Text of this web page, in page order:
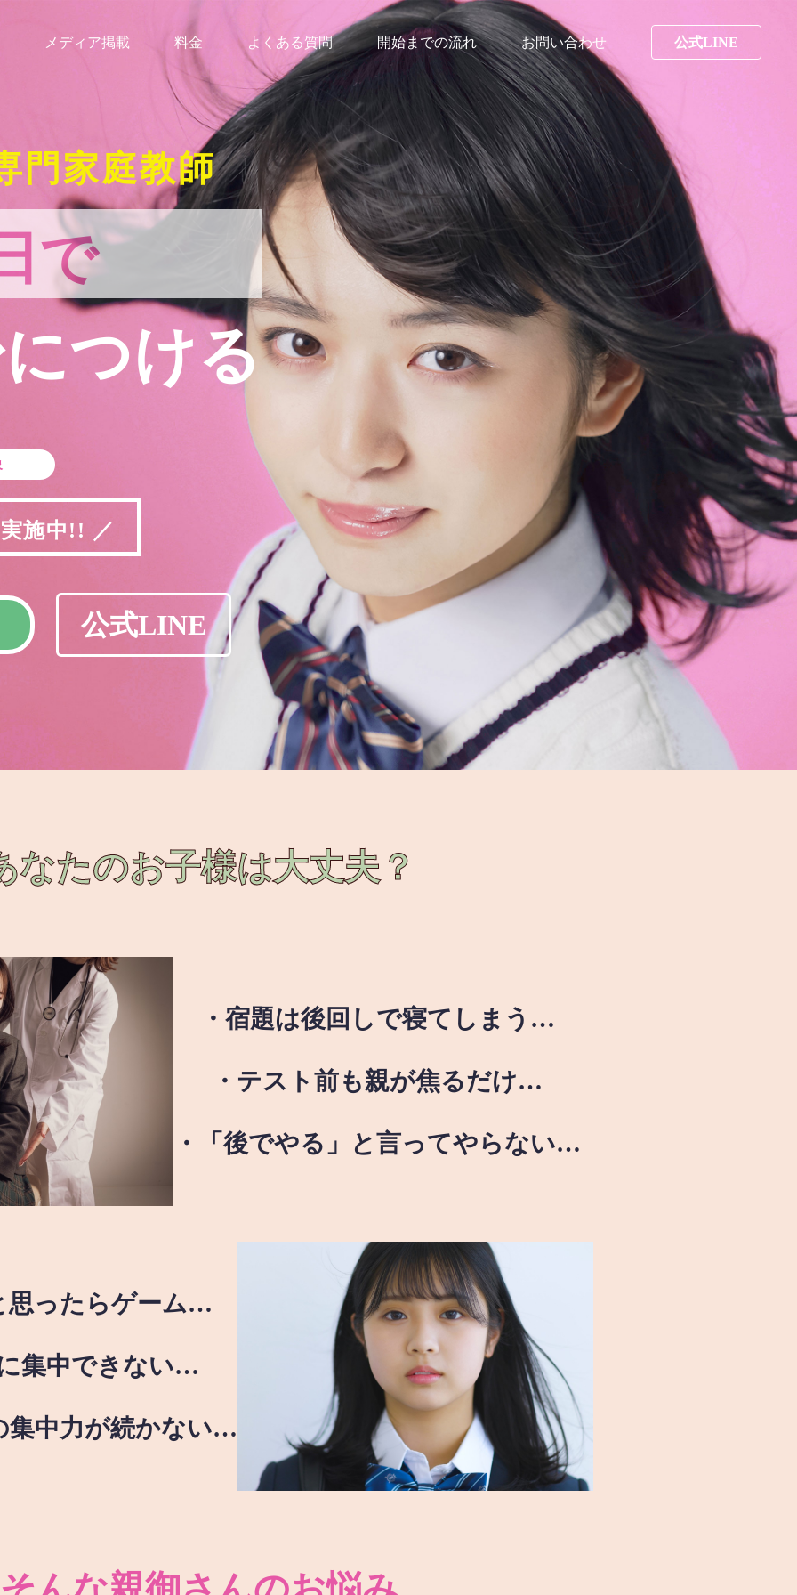
メディア掲載 料金 よくある質問 開始までの流れ お問い合わせ 公式LINE
門家庭教師
で
つける
施中!! ／
公式LINE
なたのお子様は大丈夫？
・宿題は後回しで寝てしまう…
・テスト前も親が焦るだけ…
・「後でやる」と言ってやらない…
思ったらゲーム…
集中できない…
集中力が続かない…